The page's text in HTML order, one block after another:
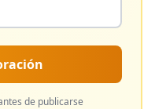
de publicarse